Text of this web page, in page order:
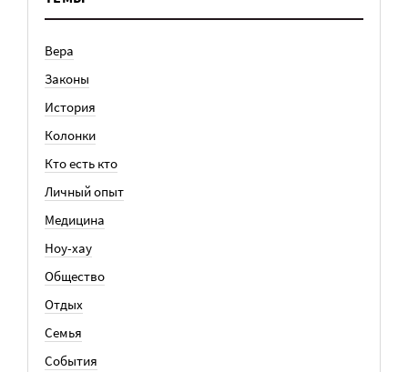
Вера
Законы
История
Колонки
Кто есть кто
Личный опыт
Медицина
Ноу-хау
Общество
Отдых
Семья
События